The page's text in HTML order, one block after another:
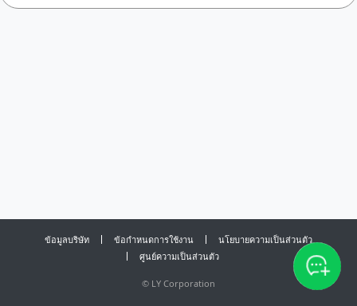
ข้อมูลบริษัท ข้อกำหนดการใช้งาน
นโยบายความเป็นส่วนตัว
ศูนย์ความเป็นส่วนตัว
© LY Corporation